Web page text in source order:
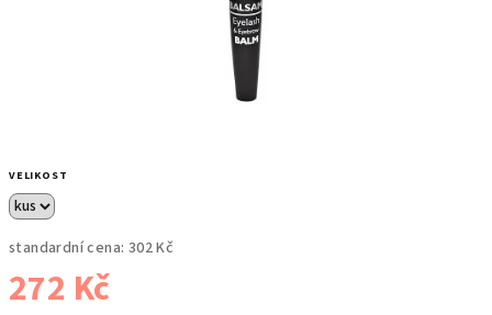
VELIKOST
standardní cena: 302 Kč
272 Kč